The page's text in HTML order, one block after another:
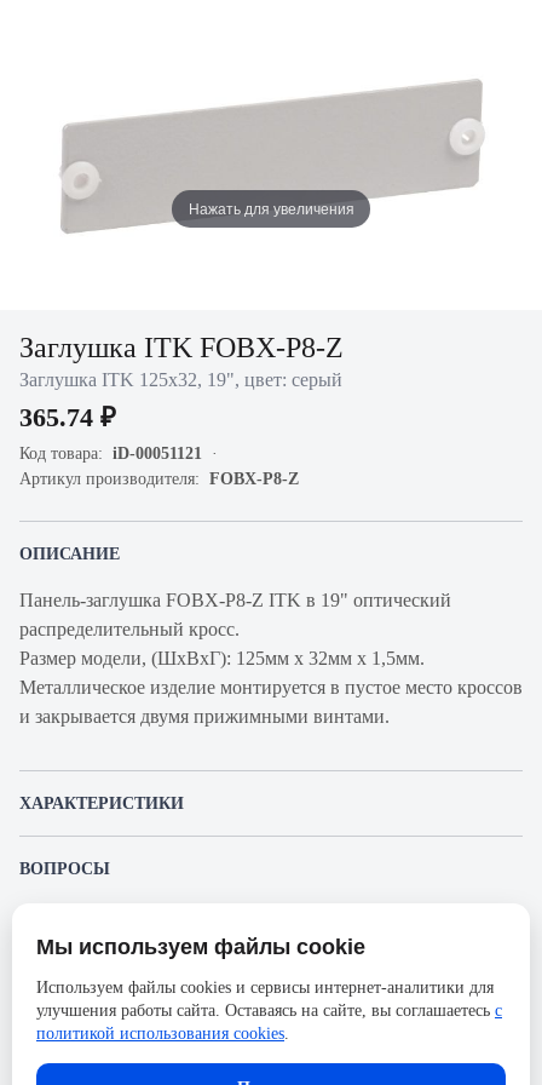
В корзину
Нажать для увеличения
Заглушка ITK FOBX-P8-Z
Заглушка ITK 125x32, 19", цвет: серый
365.74 ₽
Код товара: iD-00051121
Артикул производителя: FOBX-P8-Z
ОПИСАНИЕ
Панель-заглушка FOBX-P8-Z ITK в 19" оптический
распределительный кросс.
Размер модели, (ШxВxГ): 125мм x 32мм x 1,5мм.
Металлическое изделие монтируется в пустое место кроссов
и закрывается двумя прижимными винтами.
ХАРАКТЕРИСТИКИ
Область применения
19"
Цвет
ВОПРОСЫ
Пожалуйста, авторизуйтесь, чтобы иметь
возможность оставлять вопросы.
Представленные изображения и характеристики могут отличаться от реального
без предварительного уведомления. Компания АйДистрибьют не несёт
ответственности в случае не соответствия текущей модели товаров фотографиям,
размещённым в карточке товара.
Мы используем файлы cookie
Используем файлы cookies и сервисы интернет-аналитики для
улучшения работы сайта. Оставаясь на сайте, вы соглашаетесь с
политикой использования cookies.